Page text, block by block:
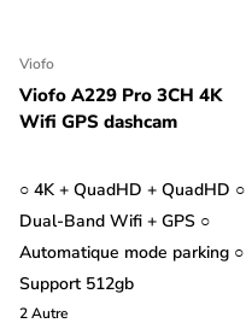
Viofo
Viofo A229 Pro 3CH 4K
Wifi GPS dashcam
○ 4K + QuadHD + QuadHD ○
Dual-Band Wifi + GPS ○
Automatique mode parking ○
Support 512gb
2Autre